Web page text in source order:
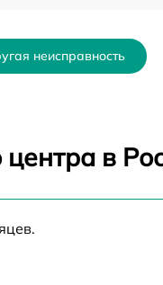
от 60 мин
от 60 мин
неисправность
центра в